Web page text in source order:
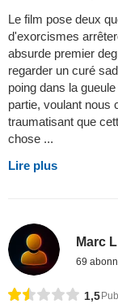
Le film pose deux
d'exorcismes
absurde premier
regarder un curé
poing dans la
partie, voulant nous
traumatisant que
chose ...
Lire plus
Marc
69
1,5